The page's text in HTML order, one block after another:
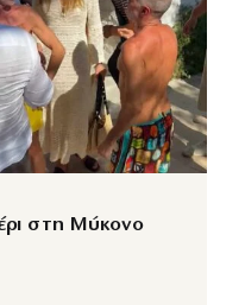
στη Μύκονο